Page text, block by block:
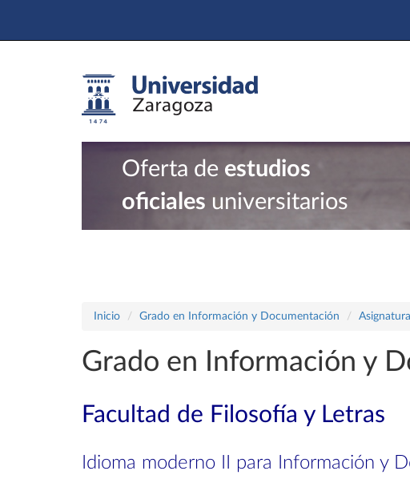
Oferta de estudios
oficiales universitarios
Inicio Grado en Información y Documentación
Grado en Información y
Facultad de Filosofía y Letras
Idioma moderno II para Información y